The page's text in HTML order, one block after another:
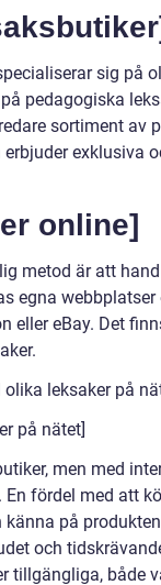
sig på
pedagogiska
sortiment av
exklusiva
online]
metod är att
egna webbplatser
eller eBay. Det
leksaker på
på nätet]
men med
fördel med att
på
och
tillgängliga, både